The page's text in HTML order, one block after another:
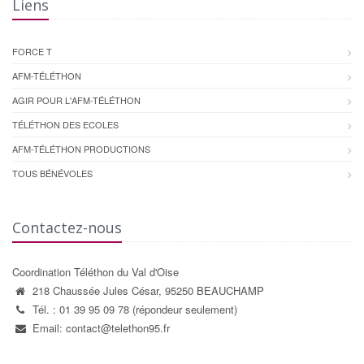
Liens
FORCE T
AFM-TÉLÉTHON
AGIR POUR L'AFM-TÉLÉTHON
TÉLÉTHON DES ECOLES
AFM-TÉLÉTHON PRODUCTIONS
TOUS BÉNÉVOLES
Contactez-nous
Coordination Téléthon du Val d'Oise
218 Chaussée Jules César, 95250 BEAUCHAMP
Tél. : 01 39 95 09 78 (répondeur seulement)
Email: contact@telethon95.fr